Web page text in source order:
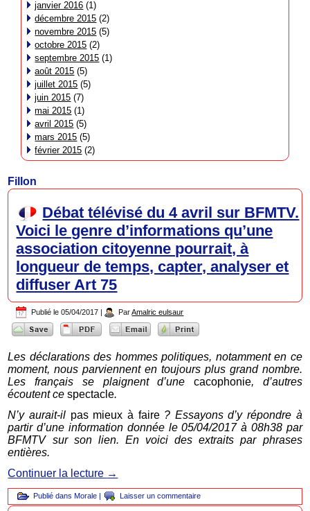
janvier 2016 (1)
décembre 2015 (2)
novembre 2015 (5)
octobre 2015 (2)
septembre 2015 (1)
août 2015 (5)
juillet 2015 (5)
juin 2015 (7)
mai 2015 (1)
avril 2015 (5)
mars 2015 (5)
février 2015 (2)
Fillon
Débat télévisé du 4 avril sur BFMTV.
Voici le genre d’informations qu’une
association citoyenne pourrait, à
longueur de temps, capter, analyser et
diffuser Art 75
Publié le 05/04/2017 | Par Amalric eulsaur
Les déclarations des hommes politiques, notamment en ce
moment, nous parviennent en toujours plus grand nombre.
Les français se plaignent d’une cacophonie, d’autres
écoutent cespectacle.
N’y aurait-il pas mieux à faire ? Essayons d’y répondre à
partir d’une information donnée le 05/04/2017 à 08h38 par
BFMTV sur son lien. En voici des extraits par phrases
entières.
Continuer la lecture →
Publié dans Morale | Laisser un commentaire